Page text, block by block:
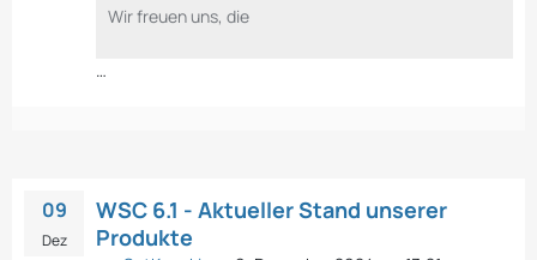
Wir freuen uns, die
…
09
Dez
WSC 6.1 - Aktueller Stand unserer
Produkte